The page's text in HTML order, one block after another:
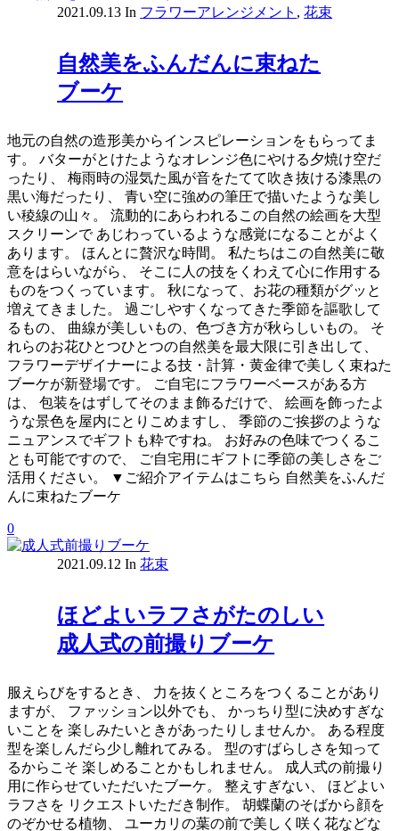
2021.09.13 In フラワーアレンジメント ,花束
自然美をふんだんに束ねた
ブーケ
地元の自然の造形美からインスピレーションをもらってま
す。 バターがとけたようなオレンジ色にやける夕焼け空だ
ったり、 梅雨時の湿気た風が音をたてて吹き抜ける漆黒の
黒い海だったり、 青い空に強めの筆圧で描いたような美し
い稜線の山々。 流動的にあらわれるこの自然の絵画を大型
スクリーンで あじわっているような感覚になることがよく
あります。 ほんとに贅沢な時間。 私たちはこの自然美に敬
意をはらいながら、 そこに人の技をくわえて心に作用する
ものをつくっています。 秋になって、お花の種類がグッと
増えてきました。 過ごしやすくなってきた季節を謳歌して
るもの、 曲線が美しいもの、色づき方が秋らしいもの。 そ
れらのお花ひとつひとつの自然美を最大限に引き出して、
フラワーデザイナーによる技・計算・黄金律で美しく束ねた
ブーケが新登場です。 ご自宅にフラワーベースがある方
は、 包装をはずしてそのまま飾るだけで、 絵画を飾ったよ
うな景色を屋内にとりこめますし、 季節のご挨拶のような
ニュアンスでギフトも粋ですね。 お好みの色味でつくるこ
とも可能ですので、 ご自宅用にギフトに季節の美しさをご
活用ください。 ▼ご紹介アイテムはこちら 自然美をふんだ
んに束ねたブーケ
0
2021.09.12 In 花束
ほどよいラフさがたのしい
成人式の前撮りブーケ
服えらびをするとき、 力を抜くところをつくることがあり
ますが、 ファッション以外でも、 かっちり型に決めすぎな
いことを 楽しみたいときがあったりしませんか。 ある程度
型を楽しんだら少し離れてみる。 型のすばらしさを知って
るからこそ 楽しめることかもしれません。 成人式の前撮り
用に作らせていただいたブーケ。 整えすぎない、 ほどよい
ラフさを リクエストいただき制作。 胡蝶蘭のそばから顔を
のぞかせる植物、 ユーカリの葉の前で美しく咲く花などな